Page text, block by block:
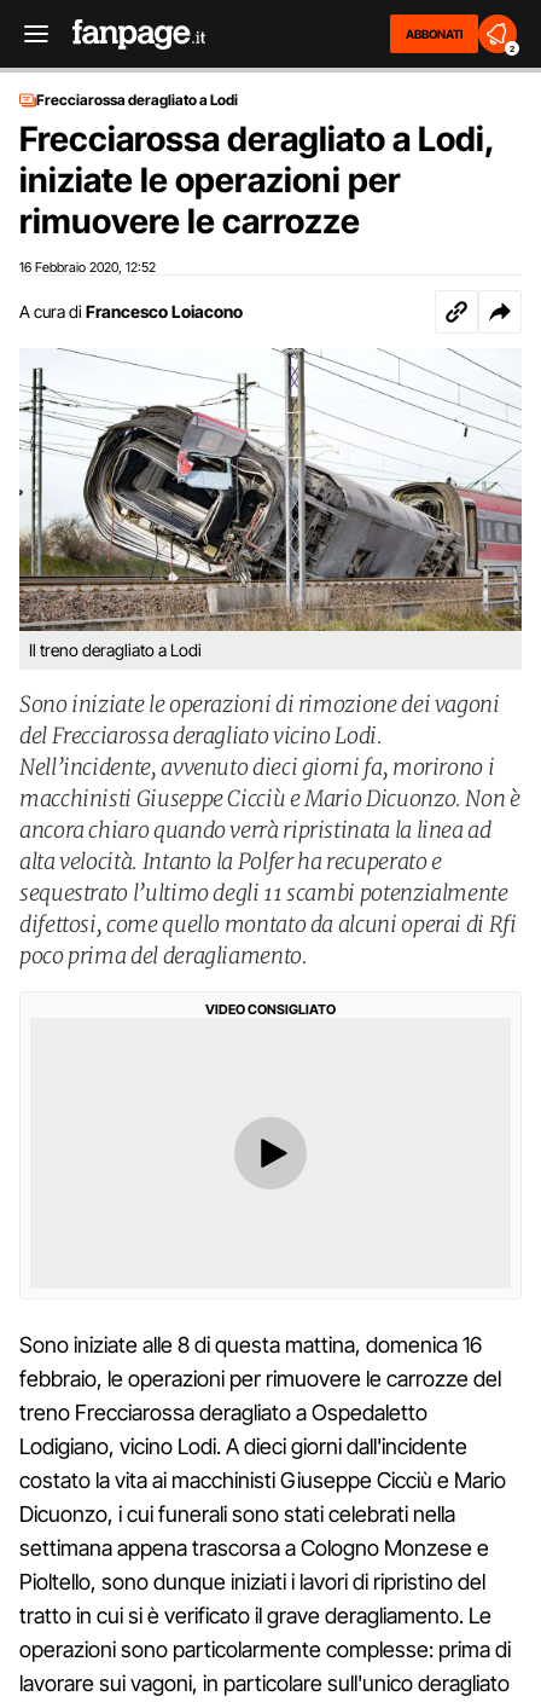
ABBONATI
2
Frecciarossa deragliato a Lodi
Frecciarossa deragliato a Lodi,
iniziate le operazioni per
rimuovere le carrozze
16 Febbraio 2020 12:52
A cura di Francesco Loiacono
Il treno deragliato a Lodi
Sono iniziate le operazioni di rimozione dei vagoni
del Frecciarossa deragliato vicino Lodi.
Nell’incidente, avvenuto dieci giorni fa, morirono i
macchinisti Giuseppe Cicciù e Mario Dicuonzo. Non è
ancora chiaro quando verrà ripristinata la linea ad
alta velocità. Intanto la Polfer ha recuperato e
sequestrato l’ultimo degli 11 scambi potenzialmente
difettosi, come quello montato da alcuni operai di Rfi
poco prima del deragliamento.
VIDEO CONSIGLIATO
Sono iniziate alle 8 di questa mattina, domenica 16
febbraio, le operazioni per rimuovere le carrozze del
treno Frecciarossa deragliato a Ospedaletto
Lodigiano, vicino Lodi. A dieci giorni dall'incidente
costato la vita ai macchinisti Giuseppe Cicciù e Mario
Dicuonzo, i cui funerali sono stati celebrati nella
settimana appena trascorsa a Cologno Monzese e
Pioltello, sono dunque iniziati i lavori di ripristino del
tratto in cui si è verificato il grave deragliamento. Le
operazioni sono particolarmente complesse: prima di
lavorare sui vagoni, in particolare sull'unico deragliato